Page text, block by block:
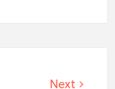
Next